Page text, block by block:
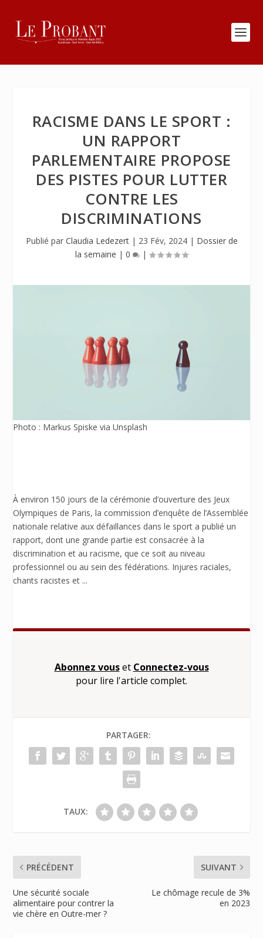
RACISME DANS LE SPORT :
UN RAPPORT
PARLEMENTAIRE PROPOSE
DES PISTES POUR LUTTER
CONTRE LES
DISCRIMINATIONS
Publié par Claudia Ledezert| 23 Fév, 2024| Dossier de
la semaine | 0 |
Photo : Markus Spiske via Unsplash
À environ 150 jours de la cérémonie d’ouverture des Jeux
Olympiques de Paris, la commission d’enquête de l’Assemblée
nationale relative aux défaillances dans le sport a publié un
rapport, dont une grande partie est consacrée à la
discrimination et au racisme, que ce soit au niveau
professionnel ou au sein des fédérations. Injures raciales,
chants racistes et ...
Abonnez vouset Connectez-vous
pour lire l'article complet.
PARTAGER:
TAUX:
PRÉCÉDENT
Une sécurité sociale
alimentaire pour contrer la
vie chère en Outre-mer ?
SUIVANT
Le chômage recule de 3%
en 2023